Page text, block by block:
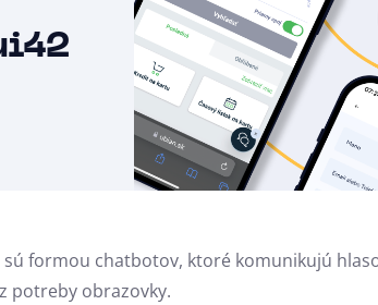
sú formou chatbotov, ktoré komunikujú
potreby obrazovky.